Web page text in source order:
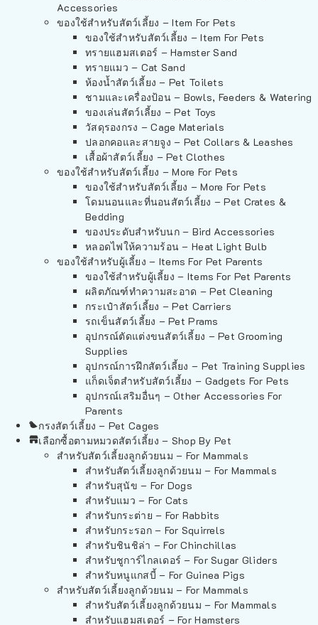
Accessories
ของใช้สำหรับสัตว์เลี้ยง – Item For Pets
ของใช้สำหรับสัตว์เลี้ยง – Item For Pets
ทรายแฮมสเตอร์ – Hamster Sand
ทรายแมว – Cat Sand
ห้องน้ำสัตว์เลี้ยง – Pet Toilets
ชามและเครื่องป้อน – Bowls, Feeders & Watering
ของเล่นสัตว์เลี้ยง – Pet Toys
วัสดุรองกรง – Cage Materials
ปลอกคอและสายจูง – Pet Collars & Leashes
เสื้อผ้าสัตว์เลี้ยง – Pet Clothes
ของใช้สำหรับสัตว์เลี้ยง – More For Pets
ของใช้สำหรับสัตว์เลี้ยง – More For Pets
โดมนอนและที่นอนสัตว์เลี้ยง – Pet Crates &
Bedding
ของประดับสำหรับนก – Bird Accessories
หลอดไฟให้ความร้อน – Heat Light Bulb
ของใช้สำหรับผู้เลี้ยง – Items For Pet Parents
ของใช้สำหรับผู้เลี้ยง – Items For Pet Parents
ผลิตภัณฑ์ทำความสะอาด – Pet Cleaning
กระเป๋าสัตว์เลี้ยง – Pet Carriers
รถเข็นสัตว์เลี้ยง – Pet Prams
อุปกรณ์ตัดแต่งขนสัตว์เลี้ยง – Pet Grooming
Supplies
อุปกรณ์การฝึกสัตว์เลี้ยง – Pet Training Supplies
แก็ดเจ็ตสำหรับสัตว์เลี้ยง – Gadgets For Pets
อุปกรณ์เสริมอื่นๆ – Other Accessories For
Parents
กรงสัตว์เลี้ยง – Pet Cages
เลือกซื้อตามหมวดสัตว์เลี้ยง – Shop By Pet
สำหรับสัตว์เลี้ยงลูกด้วยนม – For Mammals
สำหรับสัตว์เลี้ยงลูกด้วยนม – For Mammals
สำหรับสุนัข – For Dogs
สำหรับแมว – For Cats
สำหรับกระต่าย – For Rabbits
สำหรับกระรอก – For Squirrels
สำหรับชินชิล่า – For Chinchillas
สำหรับชูการ์ไกลเดอร์ – For Sugar Gliders
สำหรับหนูแกสบี้ – For Guinea Pigs
สำหรับสัตว์เลี้ยงลูกด้วยนม – For Mammals
สำหรับสัตว์เลี้ยงลูกด้วยนม – For Mammals
สำหรับแฮมสเตอร์ – For Hamsters